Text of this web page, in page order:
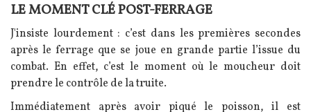
Texte
LE MOMENT CLÉ POST-FERRAGE
J'insiste lourdement : c’est dans les premières secondes
après le ferrage que se joue en grande partie l’issue du
combat. En effet, c’est le moment où le moucheur doit
prendre le contrôle de la truite.
Immédiatement après avoir piqué le poisson, il est